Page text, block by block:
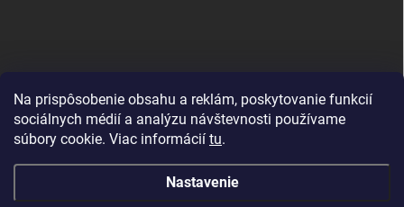
Na prispôsobenie obsahu a reklám, poskytovanie funkcií
sociálnych médií a analýzu návštevnosti používame
súbory cookie. Viac informácií tu.
Nastavenie